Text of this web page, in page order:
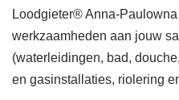
Loodgieter® Anna-
werkzaamheden aan jouw
(waterleidingen, bad,
en gasinstallaties, riolering